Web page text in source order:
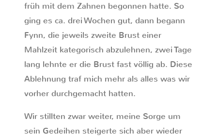
früh mit dem Zahnen begonnen hatte. So
ging es ca. drei Wochen gut, dann begann
Fynn, die jeweils zweite Brust einer
Mahlzeit kategorisch abzulehnen, zwei Tage
lang lehnte er die Brust fast völlig ab. Diese
Ablehnung traf mich mehr als alles was wir
vorher durchgemacht hatten.
Wir stillten zwar weiter, meine Sorge um
sein Gedeihen steigerte sich aber wieder